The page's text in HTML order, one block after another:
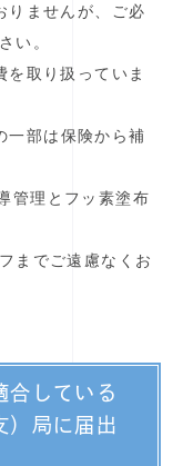
りませんが、ご必
い。
取り扱っていま
一部は保険から補
管理とフッ素塗布
までご遠慮なくお
合している
）局に届出